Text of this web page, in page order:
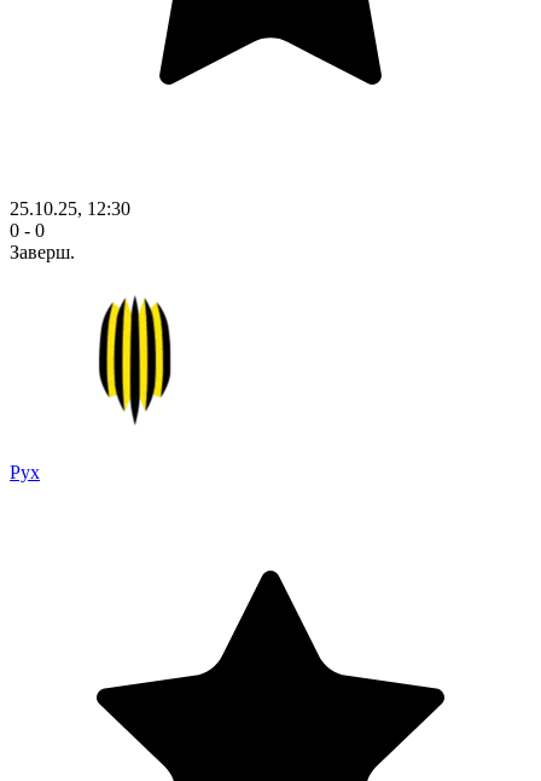
25.10.25, 12:30
0 - 0
Заверш.
Рух